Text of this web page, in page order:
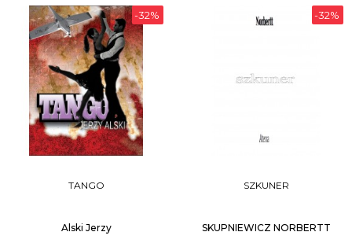
-32%
TANGO
Alski Jerzy
-32%
SZKUNER
SKUPNIEWICZ NORBERTT